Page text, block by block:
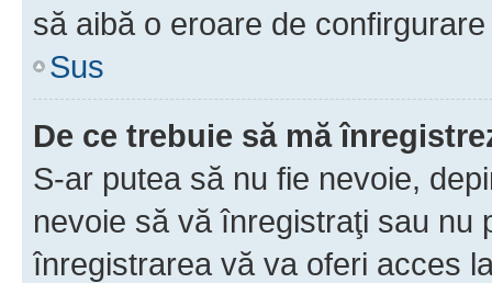
să aibă o eroare de
Sus
De ce trebuie să mă
S-ar putea să nu fie nevoie,
nevoie să vă înregistraţi sau nu
înregistrarea vă va oferi acces